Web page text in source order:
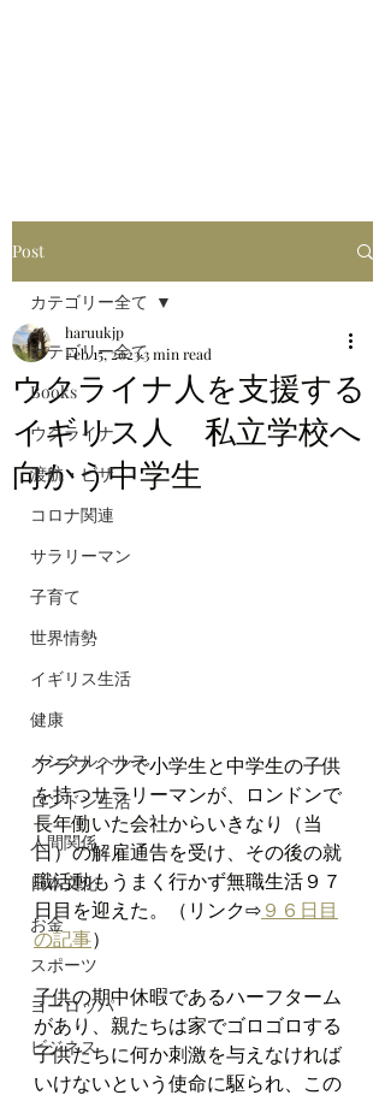
Post
カテゴリー全て
Books
ウクライナ
渡航・ビザ
コロナ関連
サラリーマン
子育て
世界情勢
イギリス生活
健康
メンタルヘルス
ロンドン生活
人間関係
日本文化
お金
スポーツ
ヨーロッパ
ビジネス
カテゴリー全て
ウクライナ人を支援する
イギリス人 私立学校へ
向かう中学生
haruukjp
Feb 15, 20233 min read
アラフィフで小学生と中学生の子供
を持つサラリーマンが、ロンドンで
長年働いた会社からいきなり（当
日）の解雇通告を受け、その後の就
職活動もうまく行かず無職生活９７
日目を迎えた。（リンク⇨９６日目
の記事）
子供の期中休暇であるハーフターム
があり、親たちは家でゴロゴロする
子供たちに何か刺激を与えなければ
いけないという使命に駆られ、この